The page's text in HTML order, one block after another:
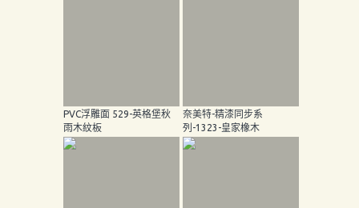
PVC浮雕面 529-英格堡秋
雨木紋板
奈美特-精漆同步系
列-1323-皇家橡木